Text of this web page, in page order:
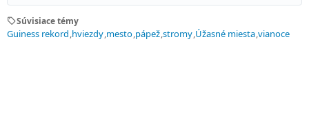
sellSúvisiace témy
Guiness rekord hviezdy mesto pápež stromy Úžasné miesta vianoce